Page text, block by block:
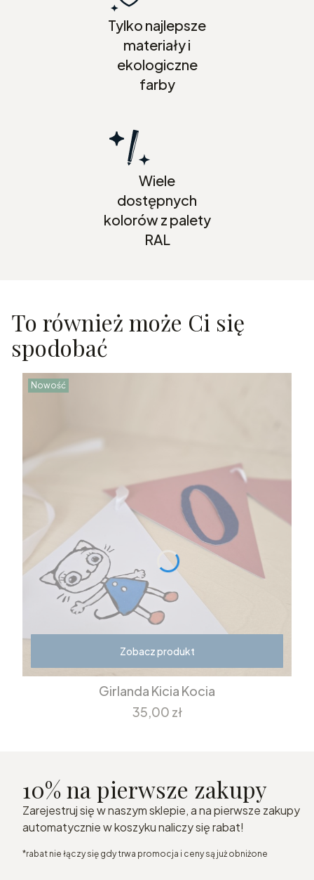
Tylko najlepsze
materiały i
ekologiczne
farby
Wiele
dostępnych
kolorów z palety
RAL
To również może Ci się
spodobać
Nowość
Zobacz produkt
Girlanda Kicia Kocia
Cena
35,00 zł
10% na pierwsze zakupy
Zarejestruj się w naszym sklepie, a na pierwsze zakupy
automatycznie w koszyku naliczy się rabat!
*rabat nie łączy się gdy trwa promocja i ceny są już obniżone